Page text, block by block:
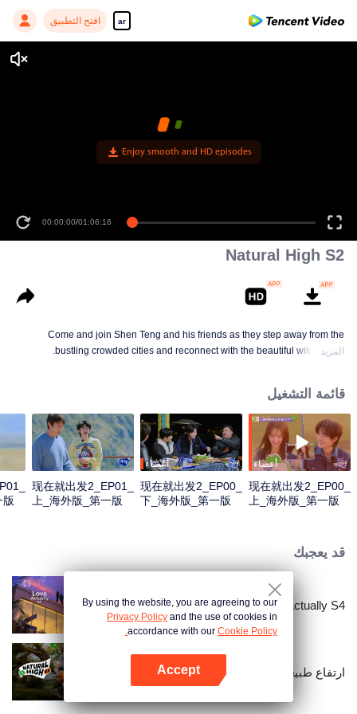
ar افتح التطبيق
Enjoy smooth and HD episodes
00:00:00/01:06:16
Natural High S2
Come and join Shen Teng and his friends as they step away from the
bustling crowded cities and reconnect with the beautiful wild nature.
المزيد
قائمة التشغيل
أعضاء
现在就出发2_EP00_
上_海外版_第一版
أعضاء
现在就出发2_EP00_
下_海外版_第一版
现在就出发2_EP01_
上_海外版_第一版
版
قد يعجبك
Love actually S4
ارتفاع طبيعي الموسم الثالث
By using the website, you are agreeing to our
Privacy Policy and the use of cookies in
accordance with our Cookie Policy.
Accept